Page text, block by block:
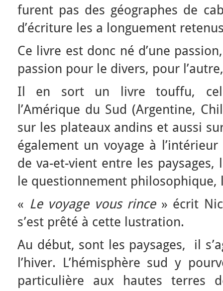
furent pas des géographes de
d’écriture les a longuement
Ce livre est donc né d’une
passion pour le divers, pour
Il en sort un livre touffu,
l’Amérique du Sud (Argentine,
sur les plateaux andins et aussi
également un voyage à
de va-et-vient entre les
le questionnement philosophique,
« Le voyage vous rince» écrit
s’est prêté à cette lustration.
Au début, sont les paysages, il
l’hiver. L’hémisphère sud y
particulière aux hautes terres